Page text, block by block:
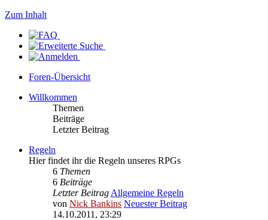
Zum Inhalt
Foren-Übersicht
Willkommen
Themen
Beiträge
Letzter Beitrag
Regeln
Hier findet ihr die Regeln unseres RPGs
6 Themen
6 Beiträge
Letzter Beitrag Allgemeine Regeln
von Nick Bankins Neuester Beitrag
14.10.2011, 23:29